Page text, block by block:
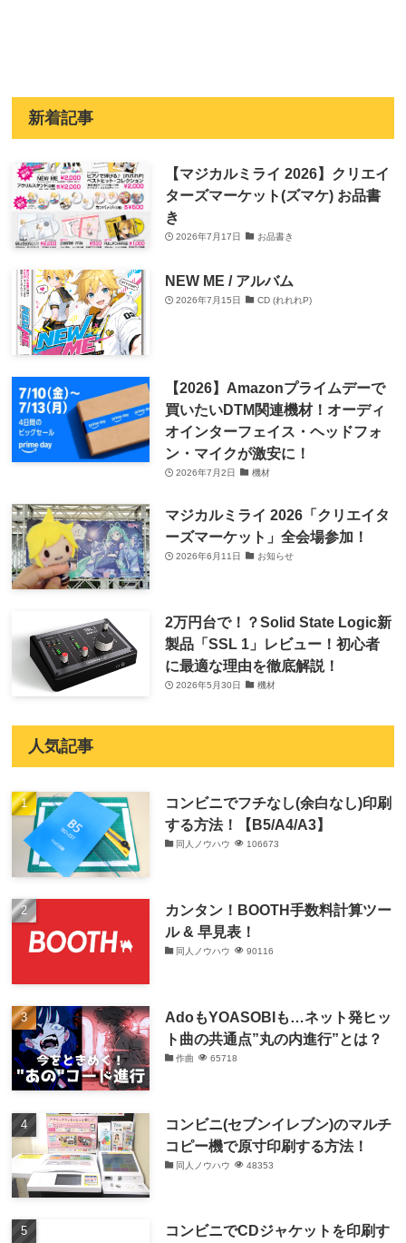
新着記事
【マジカルミライ 2026】クリエイ
ターズマーケット(ズマケ) お品書
き
2026年7月17日 お品書き
NEW ME / アルバム
2026年7月15日 CD (れれれP)
【2026】Amazonプライムデーで
買いたいDTM関連機材！オーディ
オインターフェイス・ヘッドフォ
ン・マイクが激安に！
2026年7月2日 機材
マジカルミライ 2026「クリエイタ
ーズマーケット」全会場参加！
2026年6月11日 お知らせ
2万円台で！？Solid State Logic新
製品「SSL 1」レビュー！初心者
に最適な理由を徹底解説！
2026年5月30日 機材
人気記事
コンビニでフチなし(余白なし)印刷
する方法！【B5/A4/A3】
同人ノウハウ 106673
カンタン！BOOTH手数料計算ツー
ル & 早見表！
同人ノウハウ 90116
AdoもYOASOBIも…ネット発ヒッ
ト曲の共通点”丸の内進行”とは？
作曲 65718
コンビニ(セブンイレブン)のマルチ
コピー機で原寸印刷する方法！
同人ノウハウ 48353
コンビニでCDジャケットを印刷す